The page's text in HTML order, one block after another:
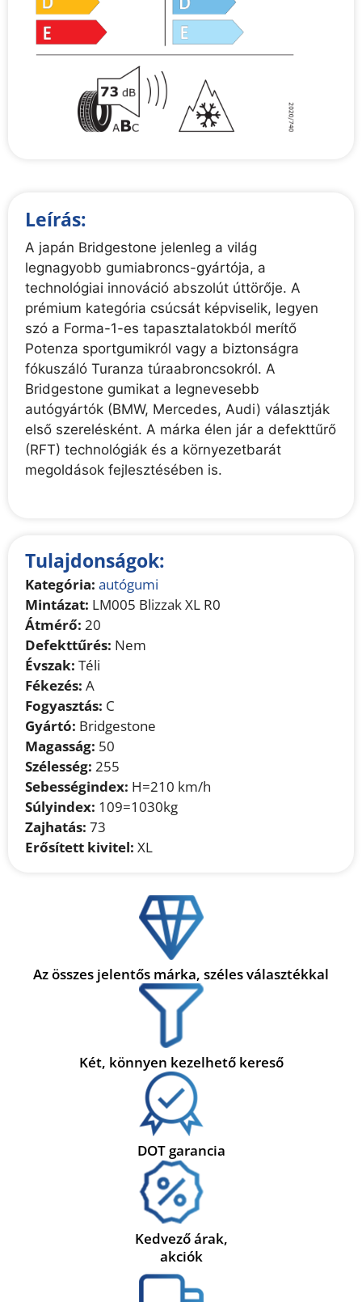
Leírás:
A japán Bridgestone jelenleg a világ
legnagyobb gumiabroncs-gyártója, a
technológiai innováció abszolút úttörője. A
prémium kategória csúcsát képviselik, legyen
szó a Forma-1-es tapasztalatokból merítő
Potenza sportgumikról vagy a biztonságra
fókuszáló Turanza túraabroncsokról. A
Bridgestone gumikat a legnevesebb
autógyártók (BMW, Mercedes, Audi) választják
első szerelésként. A márka élen jár a defekttűrő
(RFT) technológiák és a környezetbarát
megoldások fejlesztésében is.
Tulajdonságok:
Kategória: autógumi
Mintázat: LM005 Blizzak XL R0
Átmérő: 20
Defekttűrés: Nem
Évszak: Téli
Fékezés: A
Fogyasztás: C
Gyártó: Bridgestone
Magasság: 50
Szélesség: 255
Sebességindex: H=210 km/h
Súlyindex: 109=1030kg
Zajhatás: 73
Erősített kivitel: XL
Az összes jelentős márka, széles választékkal
Két, könnyen kezelhető kereső
DOT garancia
Kedvező árak,
akciók